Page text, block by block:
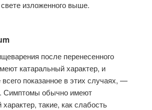
изложенного выше.
после перенесенного
катаральный характер, и
показанное в этих случаях, —
Симптомы обычно имеют
такие, как слабость